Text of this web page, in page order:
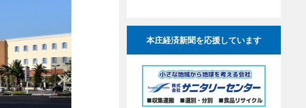
本庄経済新聞を応援しています